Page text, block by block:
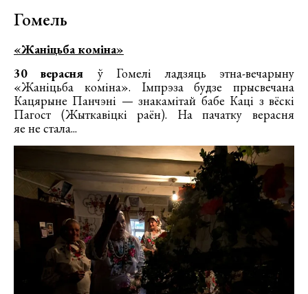
Гомель
«Жаніцьба коміна»
30 верасня ў Гомелі ладзяць этна-вечарыну
«Жаніцьба коміна». Імпрэза будзе прысвечана
Кацярыне Панчэні — знакамітай бабе Каці з вёскі
Пагост (Жыткавіцкі раён). На пачатку верасня
яе не стала...